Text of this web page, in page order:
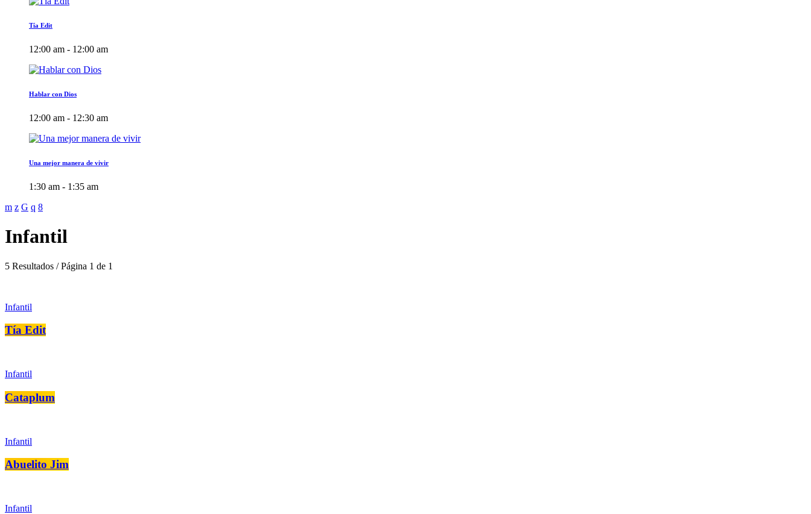
Tía Edit
12:00 am - 12:00 am
Hablar con Dios
12:00 am - 12:30 am
Una mejor manera de vivir
1:30 am - 1:35 am
Infantil
5 Resultados / Página 1 de 1
Infantil
Tía Edit
Infantil
Cataplum
Infantil
Abuelito Jim
Infantil